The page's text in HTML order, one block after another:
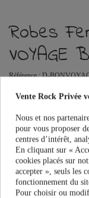
Robes
VOYAGE
Référence : D-
Robes Femme
Rétro, Glamour,
Taille:
Couleur:
Vente Rock Privée
Nous et nos
pour vous proposer
centres d’intérêt,
En cliquant sur «
cookies placés sur
accepter », seuls les
fonctionnement du
Pour choisir ou